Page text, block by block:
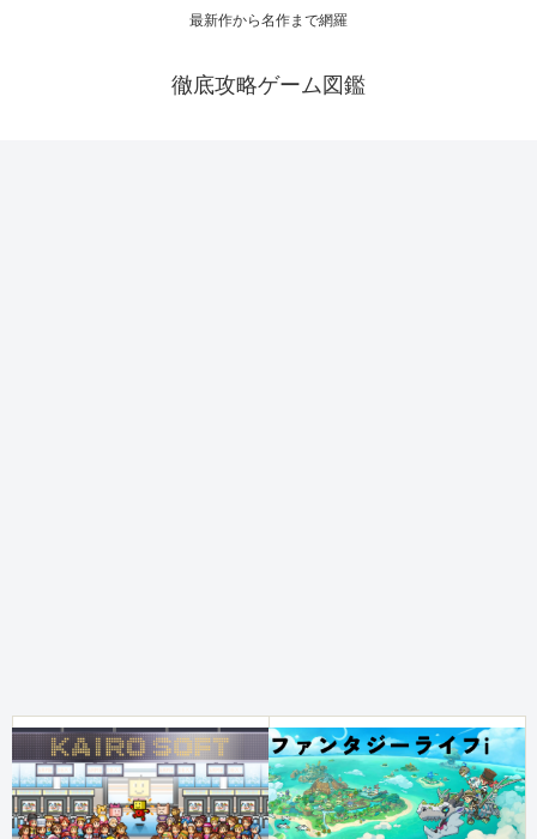
最新作から名作まで網羅
徹底攻略ゲーム図鑑